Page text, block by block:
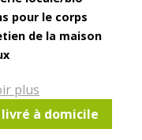
pour le corps
de la maison
plus
à domicile
sa texture
formule : ce gel douche
de bien-être !
+ 7